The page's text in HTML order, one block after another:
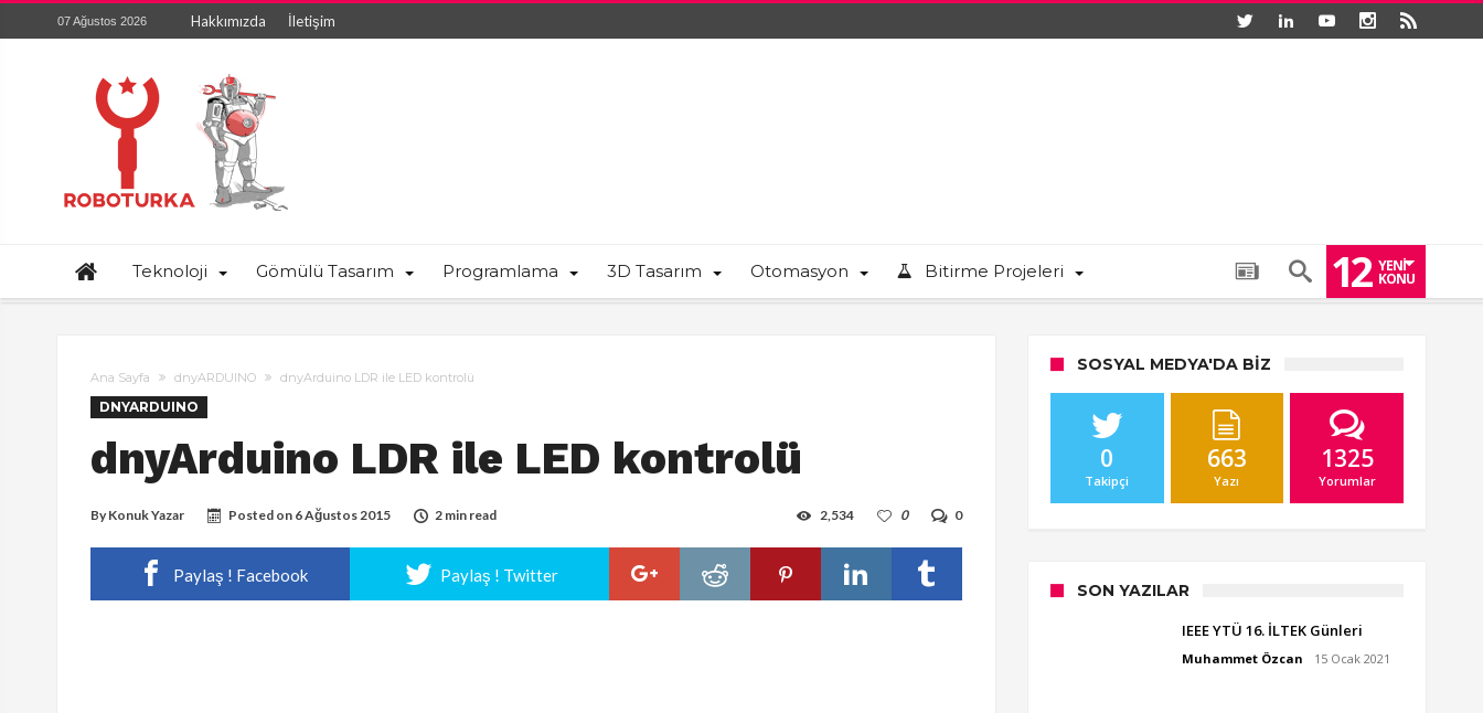
07 Ağustos 2026 Hakkımızda İletişim
Teknoloji Gömülü Tasarım Programlama 3D Tasarım Otomasyon Bitirme Projeleri 12 YENI
KONU
Ana Sayfa dnyARDUINO dnyArduino LDR ile LED kontrolü
DNYARDUINO
dnyArduino LDR ile LED kontrolü
By Konuk Yazar Posted on 6 Ağustos 2015 2 min read 0
0
2,534
Paylaş ! Facebook Paylaş ! Twitter
SOSYAL MEDYA'DA BIZ
0
Takipçi
663
Yazı
1325
Yorumlar
SON YAZILAR
IEEE YTÜ 16. İLTEK Günleri
Muhammet Özcan 15 Ocak 2021